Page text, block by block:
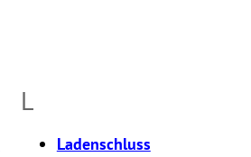
L
Ladenschluss